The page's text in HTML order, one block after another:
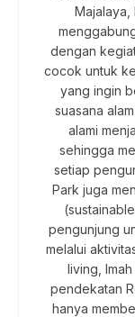
Majalaya,
dengan
cocok untuk
yang ingin
suasana
alami
sehingga
setiap
Park juga
pengunjung
melalui
living,
pendekatan
hanya